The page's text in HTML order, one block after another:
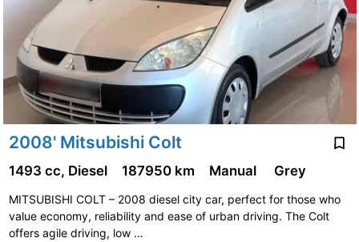
2008' Mitsubishi Colt
1493 cc, Diesel 187950 km Manual Grey
MITSUBISHI COLT – 2008 diesel city car, perfect for those who
value economy, reliability and ease of urban driving. The Colt
offers agile driving, low …